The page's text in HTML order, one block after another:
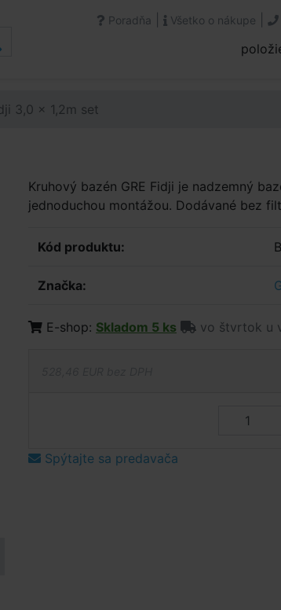
Poradňa Všetko o nákupe
3,0 x 1,2m set
Kruhový bazén GRE Fidji je nadzemný
jednoduchou montážou. Dodávané bez
Kód produktu:
Značka:
E-shop: Skladom 5 ks vo štvrtok u
Spýtajte sa predavača